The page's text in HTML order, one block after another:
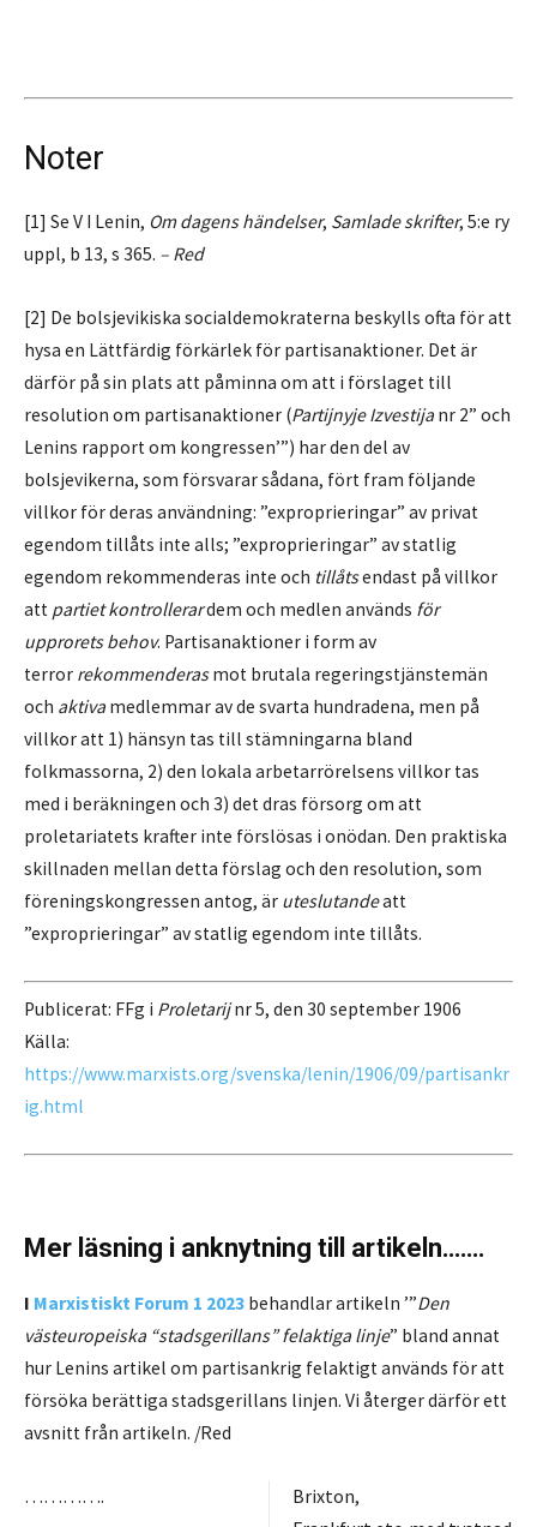
Noter
[1] Se V I Lenin, Om dagens händelser, Samlade skrifter, 5:e ry
uppl, b 13, s 365. – Red
[2] De bolsjevikiska socialdemokraterna beskylls ofta för att
hysa en Lättfärdig förkärlek för partisanaktioner. Det är
därför på sin plats att påminna om att i förslaget till
resolution om partisanaktioner (Partijnyje Izvestija nr 2” och
Lenins rapport om kongressen’”) har den del av
bolsjevikerna, som försvarar sådana, fört fram följande
villkor för deras användning: ”exproprieringar” av privat
egendom tillåts inte alls; ”exproprieringar” av statlig
egendom rekommenderas inte och tillåtsendast på villkor
att partiet kontrollerardem och medlen används för
upprorets behov. Partisanaktioner i form av
terror rekommenderasmot brutala regeringstjänstemän
och aktiva medlemmar av de svarta hundradena, men på
villkor att 1) hänsyn tas till stämningarna bland
folkmassorna, 2) den lokala arbetarrörelsens villkor tas
med i beräkningen och 3) det dras försorg om att
proletariatets krafter inte förslösas i onödan. Den praktiska
skillnaden mellan detta förslag och den resolution, som
föreningskongressen antog, är uteslutandeatt
”exproprieringar” av statlig egendom inte tillåts.
Publicerat: FFg i Proletarijnr 5, den 30 september 1906
Källa:
https://www.marxists.org/svenska/lenin/1906/09/partisankr
ig.html
Mer läsning i anknytning till artikeln…….
I Marxistiskt Forum 1 2023 behandlar artikeln ’”Den
västeuropeiska “stadsgerillans” felaktiga linje” bland annat
hur Lenins artikel om partisankrig felaktigt används för att
försöka berättiga stadsgerillans linjen. Vi återger därför ett
avsnitt från artikeln. /Red
………….
Brixton,